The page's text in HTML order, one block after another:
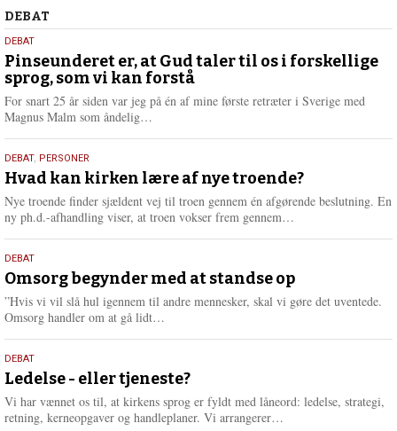
Debat
DEBAT
5.
august
2026
DEBAT
Pinseunderet er, at Gud taler til os i forskellige
sprog, som vi kan forstå
For snart 25 år siden var jeg på én af mine første retræter i Sverige med
Magnus Malm som åndelig…
e
r
e
25.
juli
2026
DEBAT, PERSONER
Hvad kan kirken lære af nye troende?
Nye troende finder sjældent vej til troen gennem én afgørende beslutning. En
ny ph.d.-afhandling viser, at troen vokser frem gennem…
e
r
e
9.
juli
2026
DEBAT
Omsorg begynder med at standse op
”Hvis vi vil slå hul igennem til andre mennesker, skal vi gøre det uventede.
Omsorg handler om at gå lidt…
e
r
e
10.
juni
2026
DEBAT
Ledelse - eller tjeneste?
Vi har vænnet os til, at kirkens sprog er fyldt med låneord: ledelse, strategi,
retning, kerneopgaver og handleplaner. Vi arrangerer…